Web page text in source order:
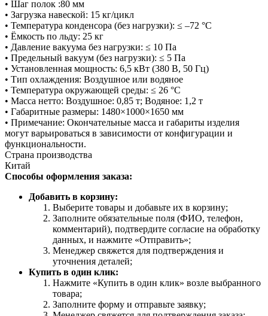
• Шаг полок :80 мм
• Загрузка навеской: 15 кг/цикл
• Температура конденсора (без нагрузки): ≤ –72 °C
• Ёмкость по льду: 25 кг
• Давление вакуума без нагрузки: ≤ 10 Па
• Предельный вакуум (без нагрузки): ≤ 5 Па
• Установленная мощность: 6,5 кВт (380 В, 50 Гц)
• Тип охлаждения: Воздушное или водяное
• Температура окружающей среды: ≤ 26 °C
• Масса нетто: Воздушное: 0,85 т; Водяное: 1,2 т
• Габаритные размеры: 1480×1000×1650 мм
• Примечание: Окончательные масса и габариты изделия
могут варьироваться в зависимости от конфигурации и
функциональности.
Страна производства
Китай
Способы оформления заказа:
Добавить в корзину:
Выберите товары и добавьте их в корзину;
Заполните обязательные поля (ФИО, телефон,
комментарий), подтвердите согласие на обработку
данных, и нажмите «Отправить»;
Менеджер свяжется для подтверждения и
уточнения деталей;
Купить в один клик:
Нажмите «Купить в один клик» возле выбранного
товара;
Заполните форму и отправьте заявку;